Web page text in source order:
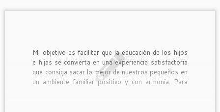
Mi objetivo es facilitar que la educación de los hijos
e hijas se convierta en una experiencia satisfactoria
que consiga sacar lo mejor de nuestros pequeños en
un ambiente familiar positivo y con armonía. Para